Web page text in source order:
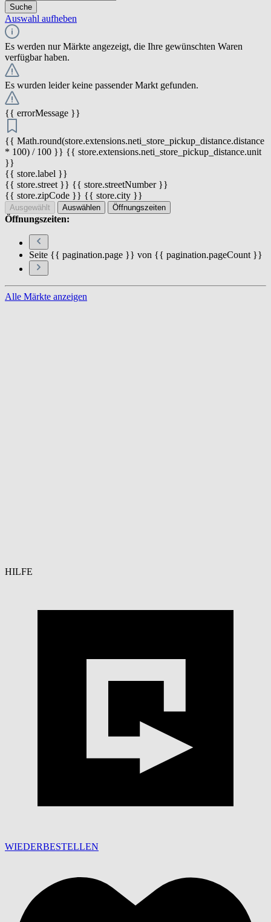
Suche
Auswahl aufheben
Es werden nur Märkte angezeigt, die Ihre gewünschten Waren
verfügbar haben.
Es wurden leider keine passender Markt gefunden.
{{ errorMessage }}
{{ Math.round(store.extensions.neti_store_pickup_distance.distance
* 100) / 100 }} {{ store.extensions.neti_store_pickup_distance.unit
}}
{{ store.label }}
{{ store.street }} {{ store.streetNumber }}
{{ store.zipCode }} {{ store.city }}
Ausgewählt Auswählen Öffnungszeiten
Öffnungszeiten:
Seite {{ pagination.page }} von {{ pagination.pageCount }}
Alle Märkte anzeigen
HILFE
WIEDERBESTELLEN